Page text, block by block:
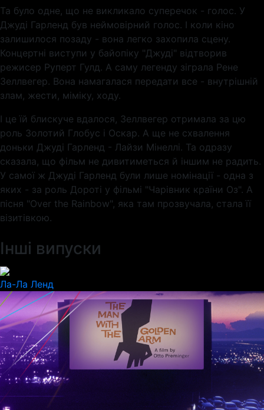
Та було одне, що не викликало суперечок - голос. У
Джуді Гарленд був неймовірний голос. І коли кіно
залишилося позаду - вона легко захопила сцену.
Концертні виступи у байопіку "Джуді" відтворив
режисер Руперт Гулд. А саму легенду зіграла Рене
Зеллвегер. Вона намагалася передати все - внутрішній
злам, жести, міміку, ходу.
І це їй блискуче вдалося, Зеллвегер отримала за цю
роль Золотий Глобус і Оскар. А ще не схвалення
доньки Джуді Гарленд - Лайзи Мінеллі. Та одразу
сказала, що фільм не дивитиметься й іншим не радить.
У самої ж Джуді Гарленд були лише номінації - одна з
яких - за роль Дороті у фільмі "Чарівник країни Оз". А
пісня "Over the Rainbow", яка там прозвучала, стала її
візитівкою.
Інші випуски
Ла-Ла Ленд